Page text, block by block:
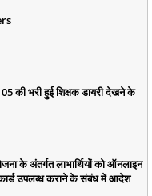
की भरी हुई शिक्षक डायरी देखने के
के अंतर्गत लाभार्थियों को ऑनलाइन
उपलब्ध कराने के संबंध में आदेश